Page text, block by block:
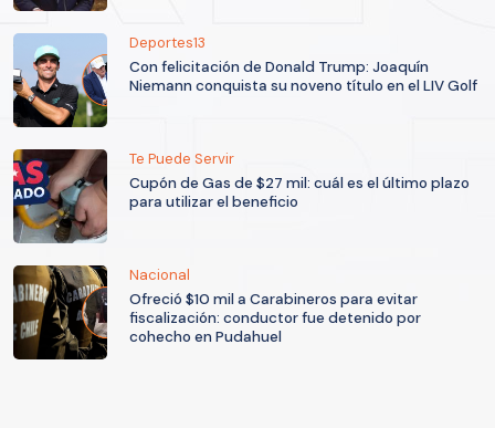
Deportes13
Con felicitación de Donald Trump: Joaquín
Niemann conquista su noveno título en el LIV Golf
Te Puede Servir
Cupón de Gas de $27 mil: cuál es el último plazo
para utilizar el beneficio
Nacional
Ofreció $10 mil a Carabineros para evitar
fiscalización: conductor fue detenido por
cohecho en Pudahuel